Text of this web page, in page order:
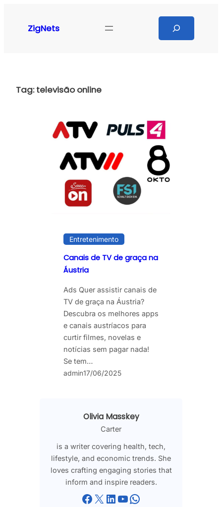
ZigNets
Tag:televisão online
Entretenimento
Canais de TV de graça na
Áustria
Ads Quer assistir canais de
TV de graça na Áustria?
Descubra os melhores apps
e canais austríacos para
curtir filmes, novelas e
notícias sem pagar nada!
Se tem…
admin17/06/2025
Olivia Masskey
Carter
is a writer covering health, tech,
lifestyle, and economic trends. She
loves crafting engaging stories that
inform and inspire readers.
Facebook X LinkedIn YouTube WhatsApp